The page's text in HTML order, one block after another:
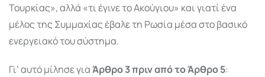
Τουρκίας», αλλά «τι έγινε το Ακούγιου» και γιατί ένα
μέλος της Συμμαχίας έβαλε τη Ρωσία μέσα στο βασικό
ενεργειακό του σύστημα.
Γι’ αυτό μίλησε γιαΆρθρο 3 πριν από το Άρθρο 5: